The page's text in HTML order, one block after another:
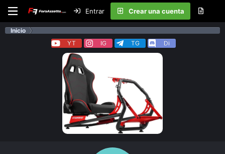
Entrar Crear una cuenta
Inicio
YT
IG TG Di